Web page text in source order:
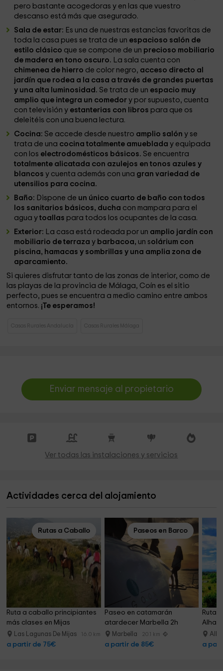
pero bastante acogedoras y en las que vuestro
descanso está más que asegurado.
Sala de estar: Es una de nuestras estancias favoritas de
toda la casa pues se trata de un espacioso salón de
estilo clásico que se compone de un precioso mobiliario
de madera en tono oscuro. La sala cuenta con
chimenea de hierro de color negro, acceso directo al
jardín que rodea a la casa a través de grandes puertas
y una alta luminosidad. Se trata de un espacio muy
amplio que integra un comedor y por supuesto, cuenta
con televisión y estanterias con libros para que os
deleitéis con una buena lectura.
Cocina: Se accede desde nuestro amplio salón y se
trata de una cocina totalmente amueblada y equipada
con los electrodomésticos básicos. Se encuentra
totalmente alicatada con azulejos en tonos azules y
blancosy cuenta además con una gran variedad de
utensilios para cocina.
Baño: Dispone de un único cuarto de baño con todos
los sanitarios básicos, ducha con mampara para el
agua ytoallas para todos los ocupantes de la casa.
Exterior: La casa está rodeada por un amplio jardín con
mobiliario de terraza y barbacoa, un solárium con
piscina, hamacas y sombrillas y una amplia zona de
aparcamiento.
Si quieres disfrutar tanto de las zonas de interior, como de
las playas de la provincia de Málaga, Coín es el sitio
perfecto, pues se encuentra a medio camino entre ambos
entornos. ¡Te esperamos!
Casas Rurales Andalucía Casas Rurales Málaga
Enviar mensaje al propietario
Ver todas las instalaciones y servicios
Actividades cerca del alojamiento
Rutas a Caballo
Ruta a caballo principiantes
más clases en Mijas
Las Lagunas De Mijas 16.0 km
a partir de 75€
Paseos en Barco
Paseo en catamarán
atardecer Marbella 2h
adultos
Marbella 20.1 km
a partir de 85€
Ruta
a